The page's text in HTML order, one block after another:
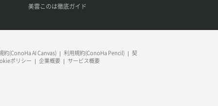
美雲このは徹底ガイド
約(ConoHa AI Canvas) 利用規約(ConoHa Pencil)
契
ポリシー 企業概要 サービス概要